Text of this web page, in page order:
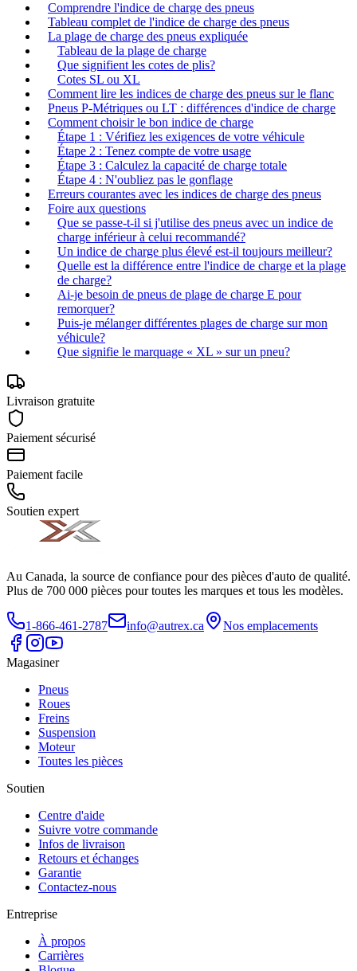
Comprendre l'indice de charge des pneus
Tableau complet de l'indice de charge des pneus
La plage de charge des pneus expliquée
Tableau de la plage de charge
Que signifient les cotes de plis?
Cotes SL ou XL
Comment lire les indices de charge des pneus sur le flanc
Pneus P-Métriques ou LT : différences d'indice de charge
Comment choisir le bon indice de charge
Étape 1 : Vérifiez les exigences de votre véhicule
Étape 2 : Tenez compte de votre usage
Étape 3 : Calculez la capacité de charge totale
Étape 4 : N'oubliez pas le gonflage
Erreurs courantes avec les indices de charge des pneus
Foire aux questions
Que se passe-t-il si j'utilise des pneus avec un indice de
charge inférieur à celui recommandé?
Un indice de charge plus élevé est-il toujours meilleur?
Quelle est la différence entre l'indice de charge et la plage
de charge?
Ai-je besoin de pneus de plage de charge E pour
remorquer?
Puis-je mélanger différentes plages de charge sur mon
véhicule?
Que signifie le marquage « XL » sur un pneu?
Livraison gratuite
Paiement sécurisé
Paiement facile
Soutien expert
Au Canada, la source de confiance pour des pièces d'auto de qualité.
Plus de 700 000 pièces pour toutes les marques et tous les modèles.
1-866-461-2787 info@autrex.ca Nos emplacements
Magasiner
Pneus
Roues
Freins
Suspension
Moteur
Toutes les pièces
Soutien
Centre d'aide
Suivre votre commande
Infos de livraison
Retours et échanges
Garantie
Contactez-nous
Entreprise
À propos
Carrières